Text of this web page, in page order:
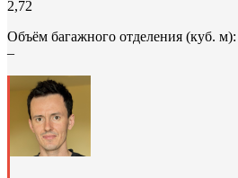
2,72
Объём багажного отделения (куб. м):
–